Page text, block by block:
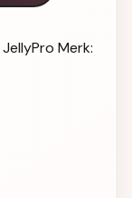
JellyPro Merk: